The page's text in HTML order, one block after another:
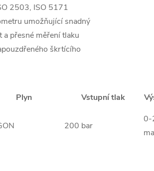
2503, ISO 5171
umožňující snadný
a přesné měření tlaku
škrtícího
Plyn Vstupní tlak
200 bar
0-